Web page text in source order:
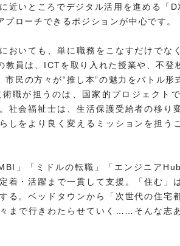
近いところでデジタル活用を進める「
ローチできるポジションが中心です。
おいても、単に職務をこなすだけでな
教員は、ICTを取り入れた授業や、不登
民の方々が“推し本”の魅力をバトル形
職が担うのは、国家的プロジェクト
社会福祉士は、生活保護受給者の移り
しをより良く変えるミッションを担う
」「ミドルの転職」「エンジニア
着・活躍まで一貫して支援。「住む」
る。ベッドタウンから「次世代の住宅
まで行きわたらせていく……そんな志